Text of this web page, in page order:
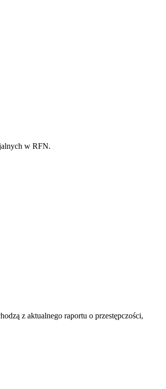
w RFN.
z aktualnego raportu o przestępczości,